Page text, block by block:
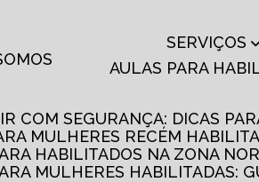
SERVIÇOS
AULAS PARA
COM SEGURANÇA: DICAS
MULHERES RECÉM
HABILITADOS NA ZONA
MULHERES HABILITADAS: